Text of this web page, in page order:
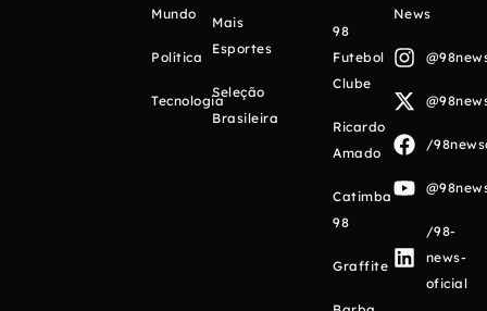
Mundo
Política
Tecnologia
Mais
Esportes
Seleção
Brasileira
98
Futebol
Clube
Ricardo
Amado
Catimba
98
Graffite
News
/
/98-
news-
oficial